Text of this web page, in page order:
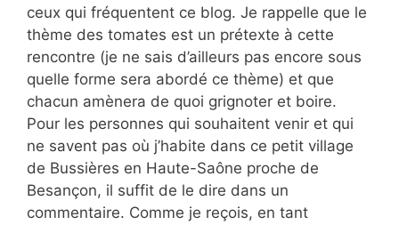
ceux qui fréquentent ce blog. Je rappelle que le
thème des tomates est un prétexte à cette
rencontre (je ne sais d’ailleurs pas encore sous
quelle forme sera abordé ce thème) et que
chacun amènera de quoi grignoter et boire.
Pour les personnes qui souhaitent venir et qui
ne savent pas où j’habite dans ce petit village
de Bussières en Haute-Saône proche de
Besançon, il suffit de le dire dans un
commentaire. Comme je reçois, en tant